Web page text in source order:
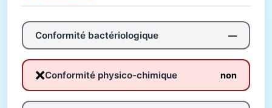
Conformité bactériologique —
❌Conformité physico-chimique non